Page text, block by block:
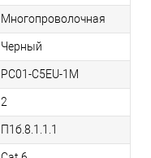
Многопроволочная
Черный
PC01-C5EU-1M
2
П1б.8.1.1.1